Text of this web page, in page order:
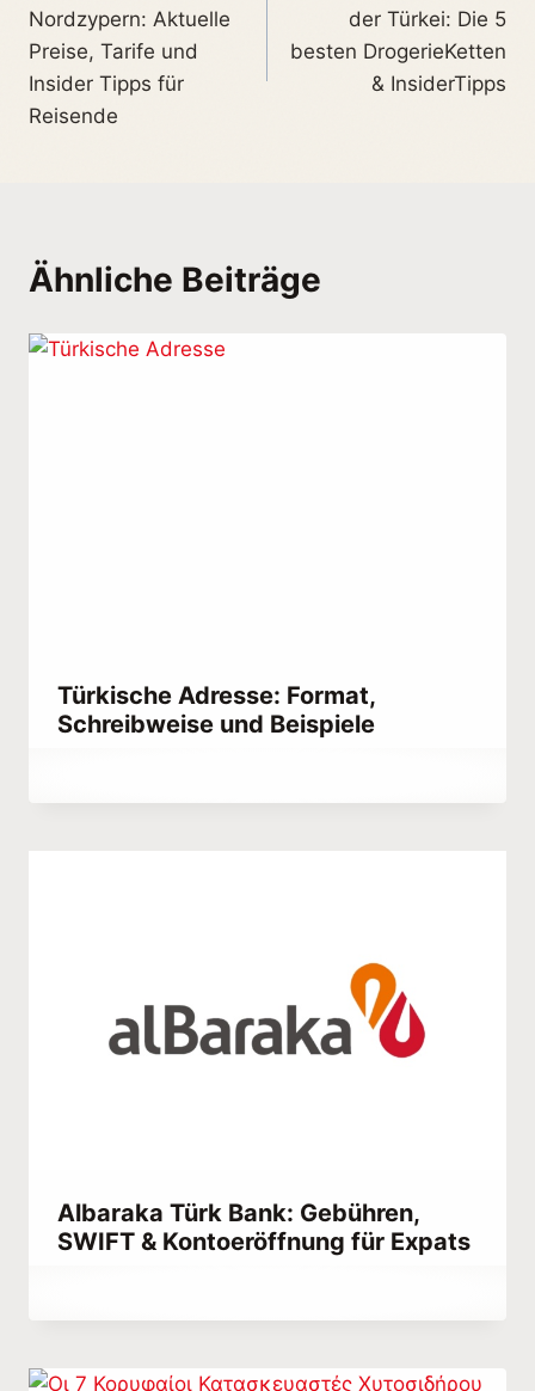
Nordzypern: Aktuelle
Preise, Tarife und
Insider Tipps für
Reisende
der Türkei: Die 5
besten DrogerieKetten
& InsiderTipps
Ähnliche Beiträge
Türkische Adresse: Format,
Schreibweise und Beispiele
Albaraka Türk Bank: Gebühren,
SWIFT & Kontoeröffnung für Expats